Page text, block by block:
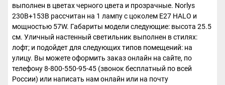
выполнен в цветах черного цвета и прозрачные. Norlys
230B+153B рассчитан на 1 лампу с цоколем E27 HALO и
мощностью 57W. Габариты модели следующие: высота 25.5
см. Уличный настенный светильник выполнен в стилях:
лофт; и подойдет для следующих типов помещений: на
улицу. Вы можете оформить заказ онлайн на сайте, по
телефону 8-800-550-95-45 (звонок бесплатный по всей
России) или написать нам онлайн или на почту